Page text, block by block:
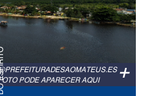
+
PODE APARECER AQUI